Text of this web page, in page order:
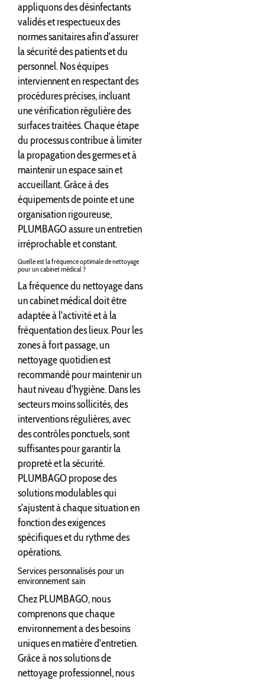
appliquons des désinfectants
validés et respectueux des
normes sanitaires afin d'assurer
la sécurité des patients et du
personnel. Nos équipes
interviennent en respectant des
procédures précises, incluant
une vérification régulière des
surfaces traitées. Chaque étape
du processus contribue à limiter
la propagation des germes et à
maintenir un espace sain et
accueillant. Grâce à des
équipements de pointe et une
organisation rigoureuse,
PLUMBAGO assure un entretien
irréprochable et constant.
Quelle est la fréquence optimale de nettoyage
pour un cabinet médical ?
La fréquence du nettoyage dans
un cabinet médical doit être
adaptée à l'activité et à la
fréquentation des lieux. Pour les
zones à fort passage, un
nettoyage quotidien est
recommandé pour maintenir un
haut niveau d'hygiène. Dans les
secteurs moins sollicités, des
interventions régulières, avec
des contrôles ponctuels, sont
suffisantes pour garantir la
propreté et la sécurité.
PLUMBAGO propose des
solutions modulables qui
s'ajustent à chaque situation en
fonction des exigences
spécifiques et du rythme des
opérations.
Services personnalisés pour un
environnement sain
Chez PLUMBAGO, nous
comprenons que chaque
environnement a des besoins
uniques en matière d'entretien.
Grâce à nos solutions de
nettoyage professionnel, nous